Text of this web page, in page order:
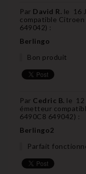
Par David R. le 16
compatible
649042) :
Berlingo
Bon produit
Par Cedric B. le 12
émetteur
6490C8 649042) :
Berlingo2
Parfait